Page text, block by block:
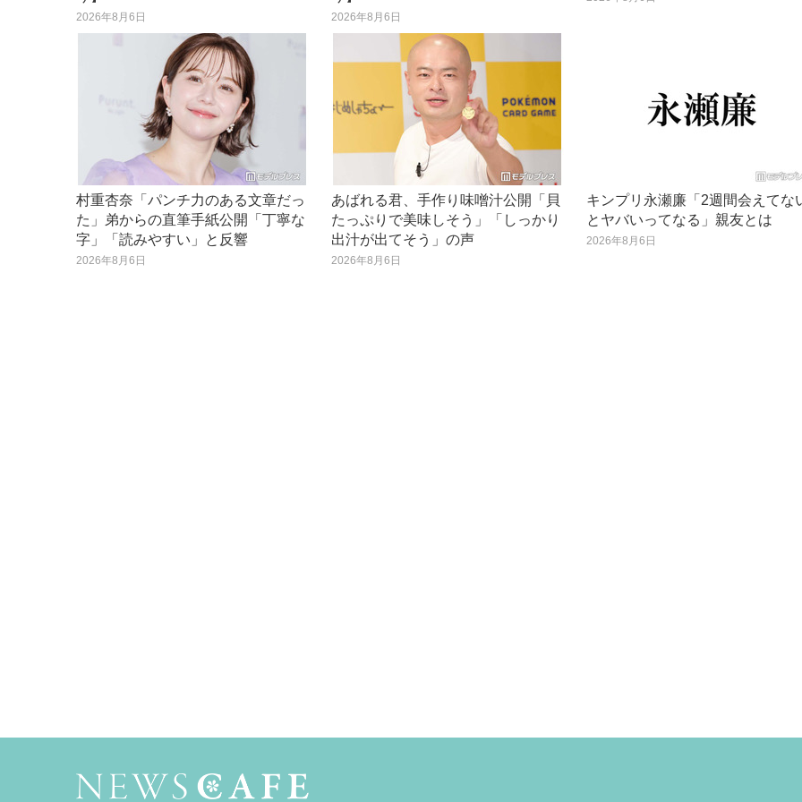
2026年8月6日 2026年8月6日
村重杏奈「パンチ力のある文章だっ
た」弟からの直筆手紙公開「丁寧な
字」「読みやすい」と反響
2026年8月6日
あばれる君、手作り味噌汁公開「貝
たっぷりで美味しそう」「しっかり
出汁が出てそう」の声
2026年8月6日
キンプリ永瀬廉「2週間会えてな
とヤバいってなる」親友とは
2026年8月6日